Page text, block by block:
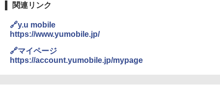
関連リンク
🔗y.u mobile
https://www.yumobile.jp/
🔗マイページ
https://account.yumobile.jp/mypage